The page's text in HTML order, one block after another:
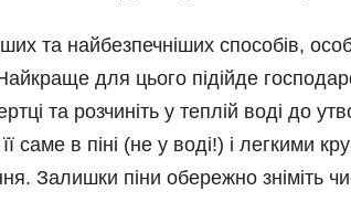
та найбезпечніших способів,
для цього підійде
та розчиніть у теплій воді до
її саме в піні (не у воді!) і легкими
Залишки піни обережно зніміть